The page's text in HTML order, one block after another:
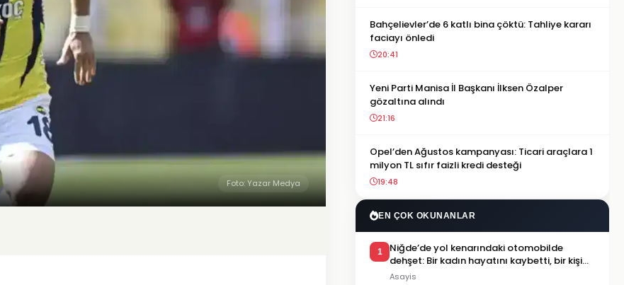
Foto: Yazar Medya
Bahçelievler’de 6 katlı bina çöktü: Tahliye kararı
faciayı önledi
20:41
Yeni Parti Manisa İl Başkanı İlksen Özalper
gözaltına alındı
21:16
Opel’den Ağustos kampanyası: Ticari araçlara 1
milyon TL sıfır faizli kredi desteği
19:48
EN ÇOK OKUNANLAR
1
Niğde’de yol kenarındaki otomobilde
dehşet: Bir kadın hayatını kaybetti, bir kişi
ağır yaralandı
Asayis